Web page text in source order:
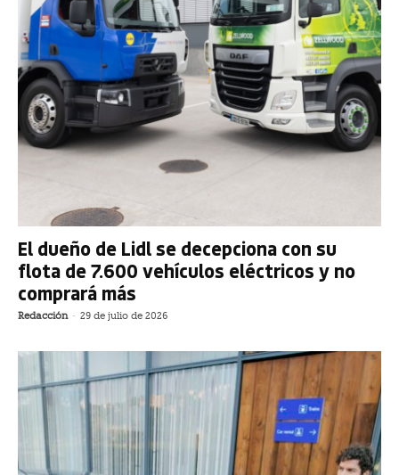
El dueño de Lidl se decepciona con su
flota de 7.600 vehículos eléctricos y no
comprará más
Redacción - 29 de julio de 2026